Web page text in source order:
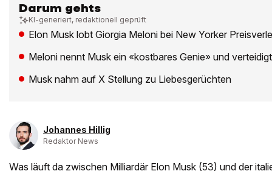
Darum gehts
KI-generiert, redaktionell geprüft
Elon Musk lobt Giorgia Meloni bei New Yorker
Meloni nennt Musk ein «kostbares Genie» und
Musk nahm auf X Stellung zu Liebesgerüchten
Johannes Hillig
Redaktor News
Was läuft da zwischen Milliardär Elon Musk (53) und der